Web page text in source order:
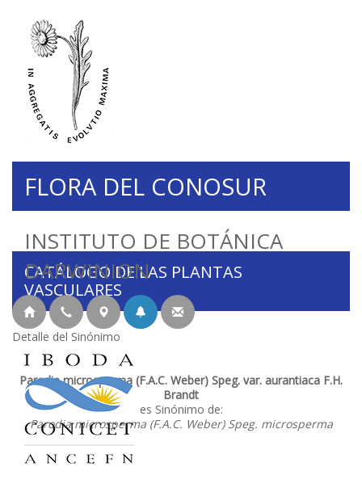
INSTITUTO DE BOTÁNICA
DARWINION
FLORA DEL CONOSUR
CATÁLOGO DE LAS PLANTAS
VASCULARES
Detalle del Sinónimo
Parodia microsperma (F.A.C. Weber) Speg. var. aurantiaca F.H.
Brandt
es Sinónimo de:
Parodia microsperma (F.A.C. Weber) Speg. microsperma